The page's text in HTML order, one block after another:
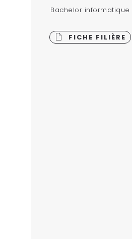
Bachelor informatique
FICHE FILIÈRE